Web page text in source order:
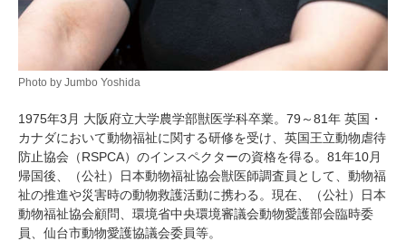
Photo by Jumbo Yoshida
1975年3月 大阪府立大学農学部獣医学科卒業。79～81年 英国・
カナダにおいて動物福祉に関する研修を受け、英国王立動物虐待
防止協会（RSPCA）のインスペクターの資格を得る。81年10月
帰国後、（公社）日本動物福祉協会獣医師調査員として、動物福
祉の推進や災害時の動物救護活動に携わる。現在、（公社）日本
動物福祉協会顧問、環境省中央環境審議会動物愛護部会臨時委
員、仙台市動物愛護協議会委員等。